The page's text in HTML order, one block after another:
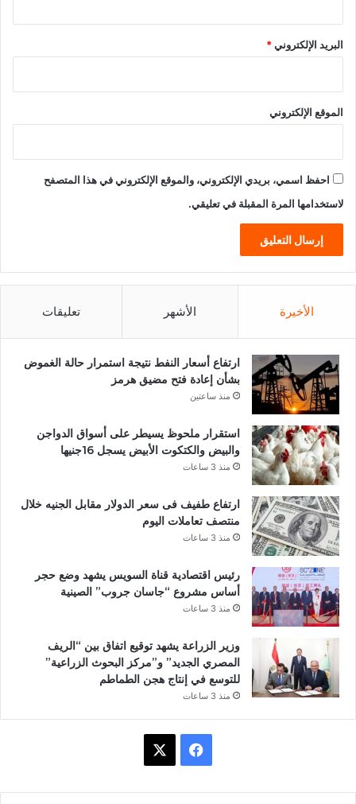
البريد الإلكتروني*
الموقع الإلكتروني
احفظ اسمي، بريدي الإلكتروني، والموقع الإلكتروني في هذا المتصفح
لاستخدامها المرة المقبلة في تعليقي.
الأخيرة الأشهر تعليقات
ارتفاع أسعار النفط نتيجة استمرار حالة الغموض
بشأن إعادة فتح مضيق هرمز
منذ ساعتين
استقرار ملحوظ يسيطر على أسواق الدواجن
والبيض والكتكوت الأبيض يسجل 16جنيها
منذ 3 ساعات
ارتفاع طفيف فى سعر الدولار مقابل الجنيه خلال
منتصف تعاملات اليوم
منذ 3 ساعات
رئيس اقتصادية قناة السويس يشهد وضع حجر
أساس مشروع “جاسان جروب” الصينية
منذ 3 ساعات
وزير الزراعة يشهد توقيع اتفاق بين “الريف
المصري الجديد” و”مركز البحوث الزراعية”
للتوسع في إنتاج هجن الطماطم
منذ 3 ساعات